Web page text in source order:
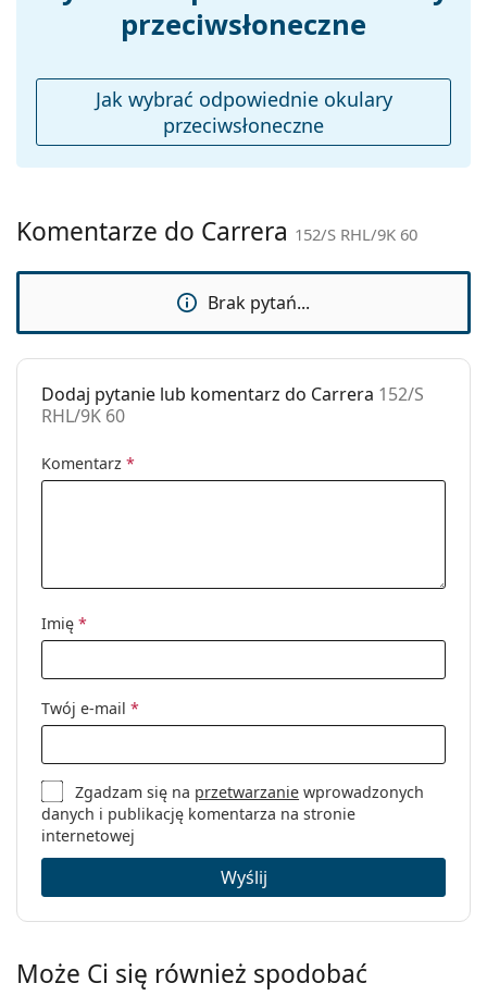
do czyszczenia i pielęgnacji okularów. Niektóre
modele mogą zawierać tekstylny woreczek zamiast
Sprawdź całą ofertęokularów przeciwsłonecznych
gdzie znajdziesz więcej stylów popularnych marek.
Tak
czyszczenia:
Płeć:
Unisex
Marka:
Carrera
152/S RHL/9K 60
przeciwsłoneczne
Jak wybrać odpowiednie okulary
przeciwsłoneczne
Komentarze do Carrera 152/S RHL/9K 60
Brak pytań...
Dodaj pytanie lub komentarz do Carrera 152/S
RHL/9K 60
Komentarz *
Imię *
Twój e-mail *
Zgadzam się na przetwarzanie wprowadzonych
danych i publikację komentarza na stronie
internetowej
Wyślij
Może Ci się również spodobać